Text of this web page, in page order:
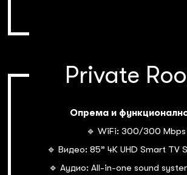
Private
Опрема и
🔹 WiFi: 300/300 Mbps
🔹 Видео: 85” 4К UHD Smart TV
🔹 Аудио: All-in-one sound